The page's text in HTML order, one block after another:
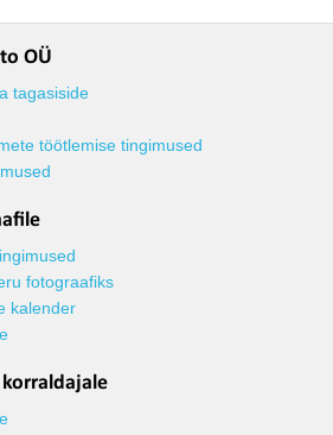
OÜ
tagasiside
töötlemise tingimused
fotograafiks
kalender